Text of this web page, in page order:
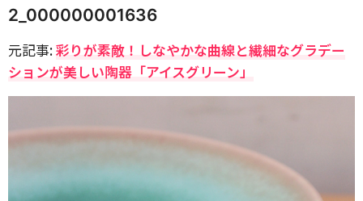
2_000000001636
元記事:彩りが素敵！しなやかな曲線と繊細なグラデー
ションが美しい陶器「アイスグリーン」